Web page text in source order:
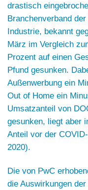
drastisch
Branchenverband
Industrie, bekannt
März im Vergleich
Prozent auf einen
Pfund gesunken.
Außenwerbung ein
Out of Home ein
Umsatzanteil von
gesunken, liegt aber
Anteil vor der
2020).
Die von PwC
die Auswirkungen